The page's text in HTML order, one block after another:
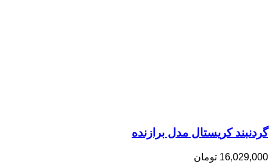
گردنبند کریستال مدل برازنده
16,029,000 تومان